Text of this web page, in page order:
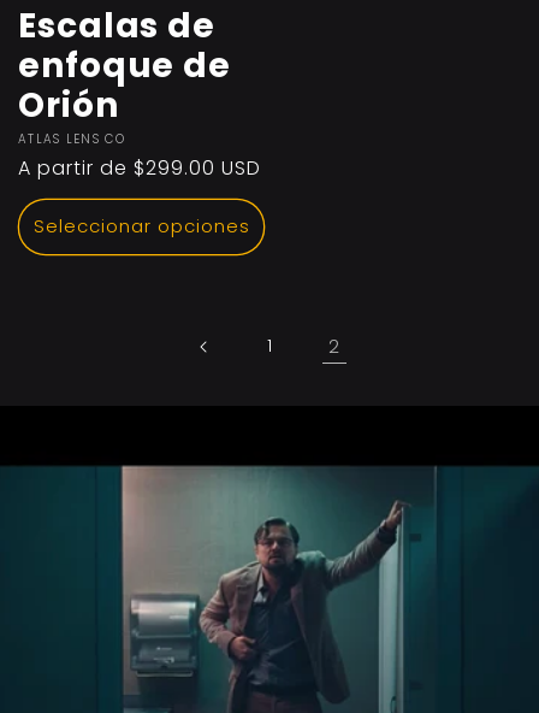
Escalas de
enfoque de
Orión
Proveedor:
ATLAS LENS CO
Precio
habitual
A partir de $299.00 USD
Seleccionar opciones
1 2